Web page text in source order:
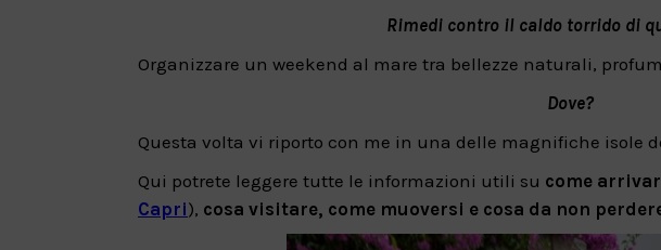
Rimedi contro il caldo torrido di
Organizzare un weekend al mare tra bellezze naturali,
Dove?
Questa volta vi riporto con me in una delle magnifiche isole
Qui potrete leggere tutte le informazioni utili su come
Capri), cosa visitare, come muoversi e cosa da non